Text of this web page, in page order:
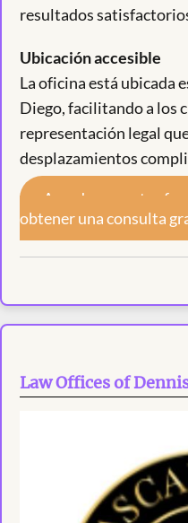
resultados
Ubicación accesible
La oficina está ubicada
Diego, facilitando a los
representación legal
desplazamientos
Accede a nuestro
obtener una consulta
Law Offices of